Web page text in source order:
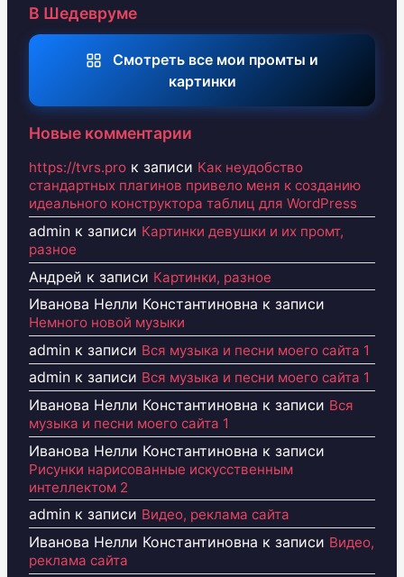
В Шедевруме
Смотреть все мои промты и
картинки
Новые комментарии
https://tvrs.pro к записи Как неудобство
стандартных плагинов привело меня к созданию
идеального конструктора таблиц для WordPress
admin к записи Картинки девушки и их промт,
разное
Андрей к записи Картинки, разное
Иванова Нелли Константиновна к записи
Немного новой музыки
admin к записи Вся музыка и песни моего сайта 1
admin к записи Вся музыка и песни моего сайта 1
Иванова Нелли Константиновна к записи Вся
музыка и песни моего сайта 1
Иванова Нелли Константиновна к записи
Рисунки нарисованные искусственным
интеллектом 2
admin к записи Видео, реклама сайта
Иванова Нелли Константиновна к записи Видео,
реклама сайта